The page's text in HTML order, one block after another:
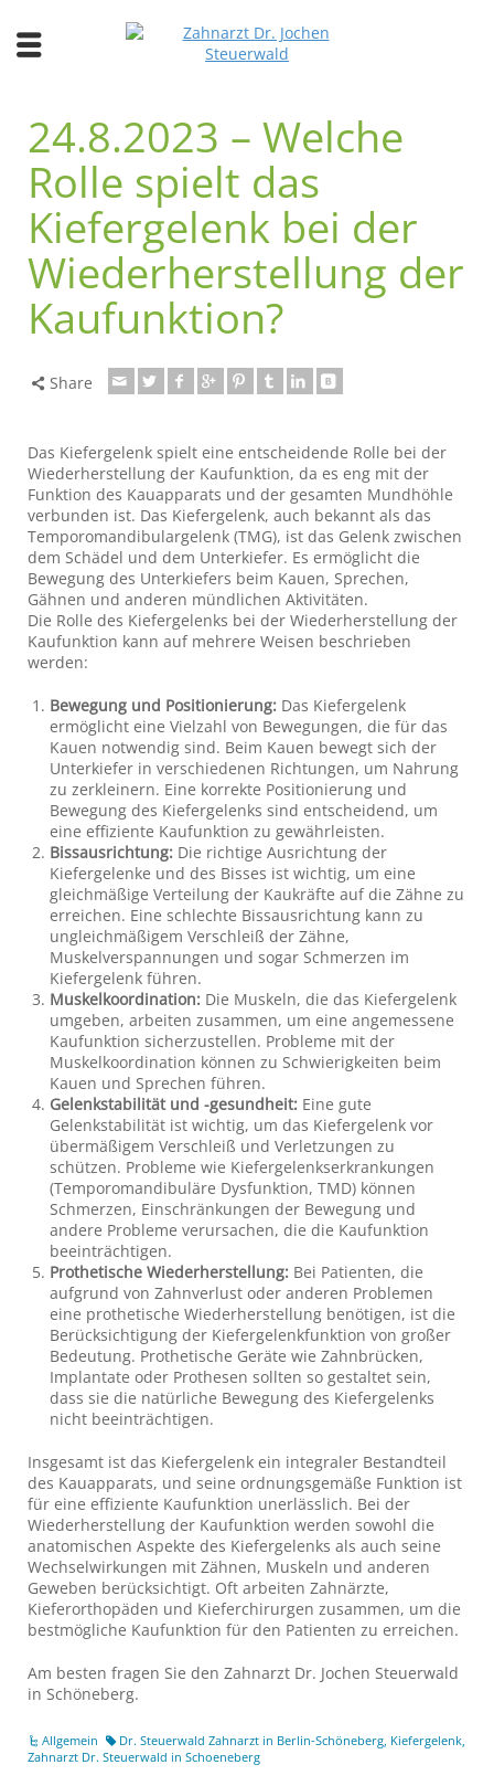
24.8.2023 – Welche
Rolle spielt das
Kiefergelenk bei der
Wiederherstellung der
Kaufunktion?
Share
Das Kiefergelenk spielt eine entscheidende Rolle bei der
Wiederherstellung der Kaufunktion, da es eng mit der
Funktion des Kauapparats und der gesamten Mundhöhle
verbunden ist. Das Kiefergelenk, auch bekannt als das
Temporomandibulargelenk (TMG), ist das Gelenk zwischen
dem Schädel und dem Unterkiefer. Es ermöglicht die
Bewegung des Unterkiefers beim Kauen, Sprechen,
Gähnen und anderen mündlichen Aktivitäten.
Die Rolle des Kiefergelenks bei der Wiederherstellung der
Kaufunktion kann auf mehrere Weisen beschrieben
werden:
Bewegung und Positionierung: Das Kiefergelenk
ermöglicht eine Vielzahl von Bewegungen, die für das
Kauen notwendig sind. Beim Kauen bewegt sich der
Unterkiefer in verschiedenen Richtungen, um Nahrung
zu zerkleinern. Eine korrekte Positionierung und
Bewegung des Kiefergelenks sind entscheidend, um
eine effiziente Kaufunktion zu gewährleisten.
Bissausrichtung: Die richtige Ausrichtung der
Kiefergelenke und des Bisses ist wichtig, um eine
gleichmäßige Verteilung der Kaukräfte auf die Zähne zu
erreichen. Eine schlechte Bissausrichtung kann zu
ungleichmäßigem Verschleiß der Zähne,
Muskelverspannungen und sogar Schmerzen im
Kiefergelenk führen.
Muskelkoordination: Die Muskeln, die das Kiefergelenk
umgeben, arbeiten zusammen, um eine angemessene
Kaufunktion sicherzustellen. Probleme mit der
Muskelkoordination können zu Schwierigkeiten beim
Kauen und Sprechen führen.
Gelenkstabilität und -gesundheit: Eine gute
Gelenkstabilität ist wichtig, um das Kiefergelenk vor
übermäßigem Verschleiß und Verletzungen zu
schützen. Probleme wie Kiefergelenkserkrankungen
(Temporomandibuläre Dysfunktion, TMD) können
Schmerzen, Einschränkungen der Bewegung und
andere Probleme verursachen, die die Kaufunktion
beeinträchtigen.
Prothetische Wiederherstellung: Bei Patienten, die
aufgrund von Zahnverlust oder anderen Problemen
eine prothetische Wiederherstellung benötigen, ist die
Berücksichtigung der Kiefergelenkfunktion von großer
Bedeutung. Prothetische Geräte wie Zahnbrücken,
Implantate oder Prothesen sollten so gestaltet sein,
dass sie die natürliche Bewegung des Kiefergelenks
nicht beeinträchtigen.
Insgesamt ist das Kiefergelenk ein integraler Bestandteil
des Kauapparats, und seine ordnungsgemäße Funktion ist
für eine effiziente Kaufunktion unerlässlich. Bei der
Wiederherstellung der Kaufunktion werden sowohl die
anatomischen Aspekte des Kiefergelenks als auch seine
Wechselwirkungen mit Zähnen, Muskeln und anderen
Geweben berücksichtigt. Oft arbeiten Zahnärzte,
Kieferorthopäden und Kieferchirurgen zusammen, um die
bestmögliche Kaufunktion für den Patienten zu erreichen.
Am besten fragen Sie den Zahnarzt Dr. Jochen Steuerwald
in Schöneberg.
Allgemein Dr. Steuerwald Zahnarzt in Berlin-Schöneberg, Kiefergelenk,
Zahnarzt Dr. Steuerwald in Schoeneberg